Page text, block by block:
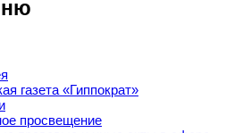
газета «Гиппократ»
просвещение